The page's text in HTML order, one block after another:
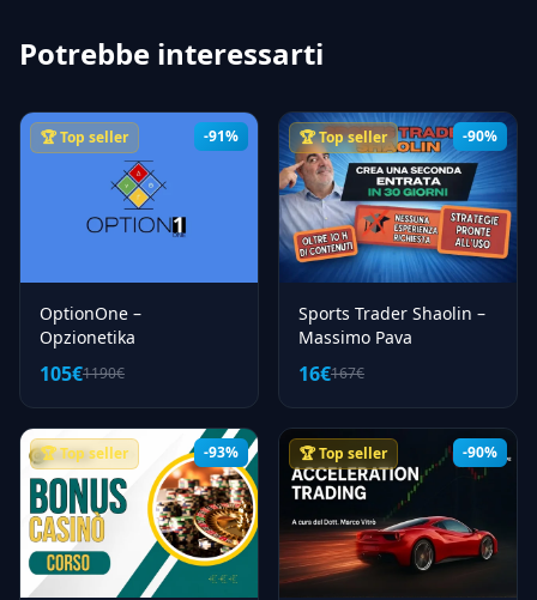
Potrebbe interessarti
-91%
🏆 Top seller
OptionOne –
Opzionetika
105€1190€
-90%
🏆 Top seller
Sports Trader Shaolin –
Massimo Pava
16€167€
-93%
🏆 Top seller -90%
🏆 Top seller